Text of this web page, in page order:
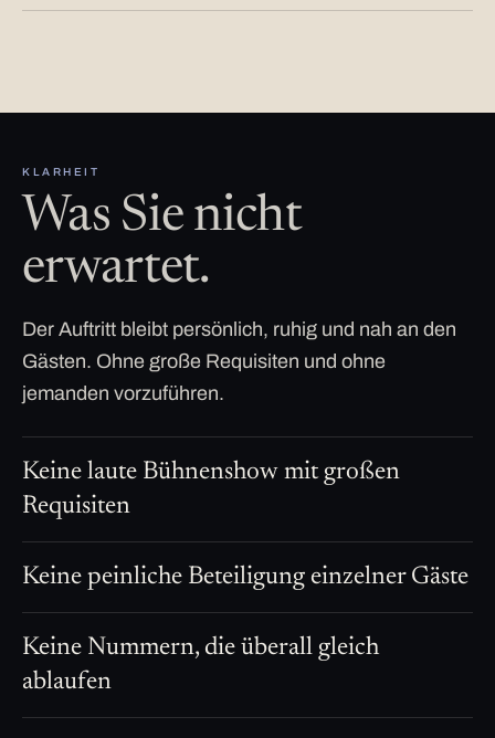
KLARHEIT
Was Sie nicht
erwartet.
Der Auftritt bleibt persönlich, ruhig und nah an den
Gästen. Ohne große Requisiten und ohne
jemanden vorzuführen.
Keine laute Bühnenshow mit großen
Requisiten
Keine peinliche Beteiligung einzelner Gäste
Keine Nummern, die überall gleich
ablaufen